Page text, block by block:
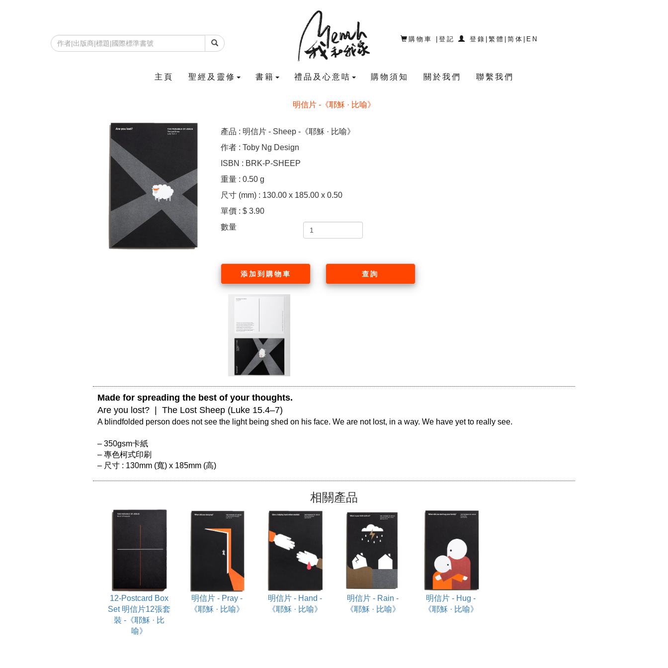
主頁 聖經及靈修 書籍 禮品及心意咭 購物須知 關於我們 聯繫我們
購物車 |登記 登錄 |繁體 |简体 EN
明信片 -《耶穌 · 比喻》
產品 : 明信片 - Sheep -《耶穌 · 比喻》
作者 : Toby Ng Design
ISBN : BRK-P-SHEEP
重量 : 0.50 g
尺寸 (mm) : 130.00 x 185.00 x 0.50
單價 : $ 3.90
數量
添加到購物車 查詢
Made for spreading the best of your thoughts.
Are you lost?  |  The Lost Sheep (Luke 15.4–7)
A blindfolded person does not see the light being shed on his face. We are not lost, in a way. We have yet to really see.
– 350gsm卡紙
– 專色柯式印刷
相關產品
12-Postcard Box
Set 明信片12張套
裝 -《耶穌 · 比
喻》
明信片 - Pray -
《耶穌 · 比喻》
明信片 - Hand -
《耶穌 · 比喻》
明信片 - Rain -
《耶穌 · 比喻》
明信片 - Hug -
《耶穌 · 比喻》